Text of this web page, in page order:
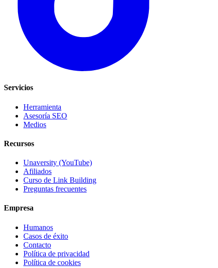
Servicios
Herramienta
Asesoría SEO
Medios
Recursos
Unaversity (YouTube)
Afiliados
Curso de Link Building
Preguntas frecuentes
Empresa
Humanos
Casos de éxito
Contacto
Política de privacidad
Política de cookies